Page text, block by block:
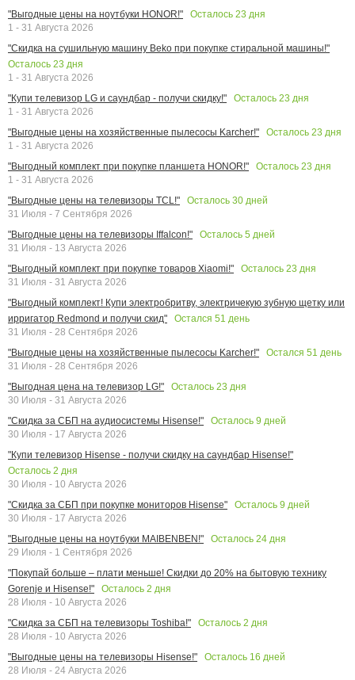
"Выгодные цены на ноутбуки HONOR!"
Осталось 23 дня
1 - 31 Августа 2026
"Скидка на сушильную машину Beko при покупке стиральной машины!"
Осталось 23 дня
1 - 31 Августа 2026
"Купи телевизор LG и саундбар - получи скидку!"
Осталось 23 дня
1 - 31 Августа 2026
"Выгодные цены на хозяйственные пылесосы Karcher!"
Осталось 23 дня
1 - 31 Августа 2026
"Выгодный комплект при покупке планшета HONOR!"
Осталось 23 дня
1 - 31 Августа 2026
"Выгодные цены на телевизоры TCL!"
Осталось 30 дней
31 Июля - 7 Сентября 2026
"Выгодные цены на телевизоры Iffalcon!"
Осталось 5 дней
31 Июля - 13 Августа 2026
"Выгодный комплект при покупке товаров Xiaomi!"
Осталось 23 дня
31 Июля - 31 Августа 2026
"Выгодный комплект! Купи электробритву, электричекую зубную щетку или
ирригатор Redmond и получи скид"
Остался 51 день
31 Июля - 28 Сентября 2026
"Выгодные цены на хозяйственные пылесосы Karcher!"
Остался 51 день
31 Июля - 28 Сентября 2026
"Выгодная цена на телевизор LG!"
Осталось 23 дня
30 Июля - 31 Августа 2026
"Скидка за СБП на аудиосистемы Hisense!"
Осталось 9 дней
30 Июля - 17 Августа 2026
"Купи телевизор Hisense - получи скидку на саундбар Hisense!"
Осталось 2 дня
30 Июля - 10 Августа 2026
"Скидка за СБП при покупке мониторов Hisense"
Осталось 9 дней
30 Июля - 17 Августа 2026
"Выгодные цены на ноутбуки MAIBENBEN!"
Осталось 24 дня
29 Июля - 1 Сентября 2026
"Покупай больше – плати меньше! Скидки до 20% на бытовую технику
Gorenje и Hisense!"
Осталось 2 дня
28 Июля - 10 Августа 2026
"Скидка за СБП на телевизоры Toshiba!"
Осталось 2 дня
28 Июля - 10 Августа 2026
"Выгодные цены на телевизоры Hisense!"
Осталось 16 дней
28 Июля - 24 Августа 2026